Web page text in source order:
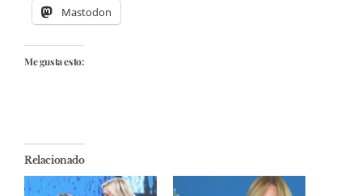
Mastodon
Me gusta esto:
Relacionado